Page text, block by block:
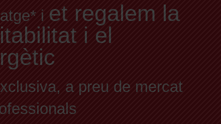
i et regalem la
i el
a preu de mercat